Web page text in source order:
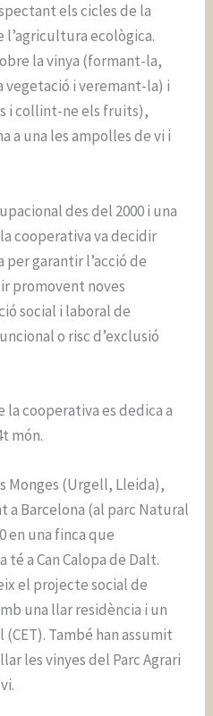
els cicles de la
l’agricultura ecològica.
la vinya (formant-la,
i veremant-la) i
i collint-ne els fruits),
a una les ampolles de vi i
des del 2000 i una
la cooperativa va decidir
per garantir l’acció de
promovent noves
social i laboral de
o risc d’exclusió
la cooperativa es dedica a
món.
Monges (Urgell, Lleida),
a Barcelona (al parc Natural
en una finca que
a Can Calopa de Dalt.
el projecte social de
una llar residència i un
També han assumit
les vinyes del Parc Agrari